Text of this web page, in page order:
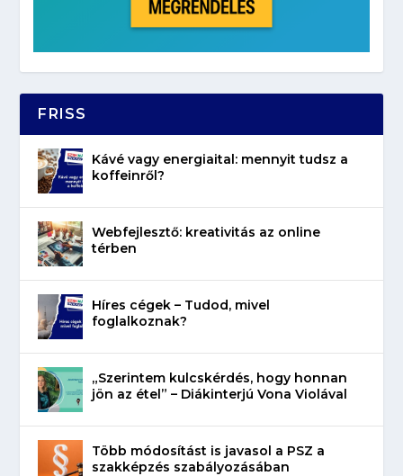
FRISS
Kávé vagy energiaital: mennyit tudsz a
koffeinről?
Webfejlesztő: kreativitás az online
térben
Híres cégek – Tudod, mivel
foglalkoznak?
„Szerintem kulcskérdés, hogy honnan
jön az étel” – Diákinterjú Vona Violával
Több módosítást is javasol a PSZ a
szakképzés szabályozásában